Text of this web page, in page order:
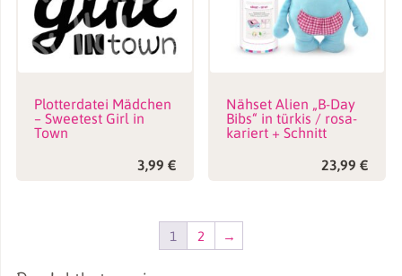
Plotterdatei Mädchen
– Sweetest Girl in
Town
3,99 €
Nähset Alien „B-Day
Bibs“ in türkis / rosa-
kariert + Schnitt
23,99€
1 2 →